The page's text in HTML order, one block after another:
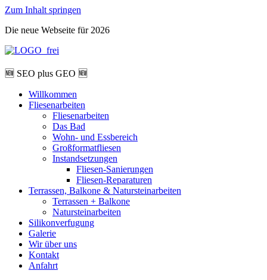
Zum Inhalt springen
Die neue Webseite für 2026
🆕 SEO plus GEO 🆕
Willkommen
Fliesenarbeiten
Fliesenarbeiten
Das Bad
Wohn- und Essbereich
Großformatfliesen
Instandsetzungen
Fliesen-Sanierungen
Fliesen-Reparaturen
Terrassen, Balkone & Natursteinarbeiten
Terrassen + Balkone
Natursteinarbeiten
Silikonverfugung
Galerie
Wir über uns
Kontakt
Anfahrt